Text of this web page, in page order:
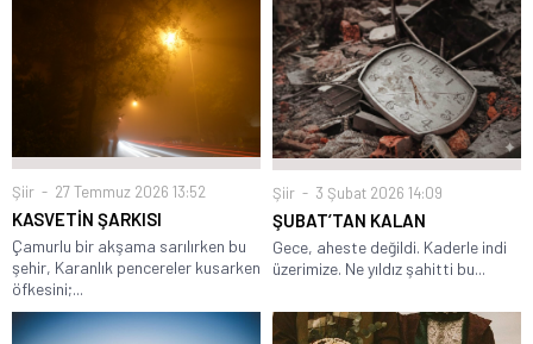
Şiir 27 Temmuz 2026 13:52
KASVETİN ŞARKISI
Çamurlu bir akşama sarılırken bu
şehir, Karanlık pencereler kusarken
öfkesini;...
Şiir 3 Şubat 2026 14:09
ŞUBAT’TAN KALAN
Gece, aheste değildi. Kaderle indi
üzerimize. Ne yıldız şahitti bu...